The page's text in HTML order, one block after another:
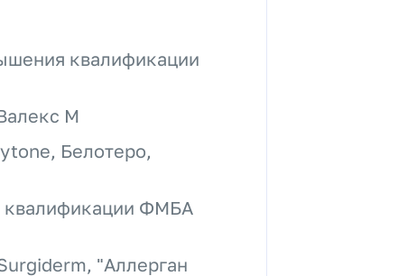
квалификации
М
Белотеро,
квалификации ФМБА
"Аллерган